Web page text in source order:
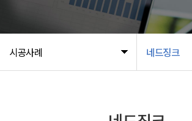
시공사례 네드징크